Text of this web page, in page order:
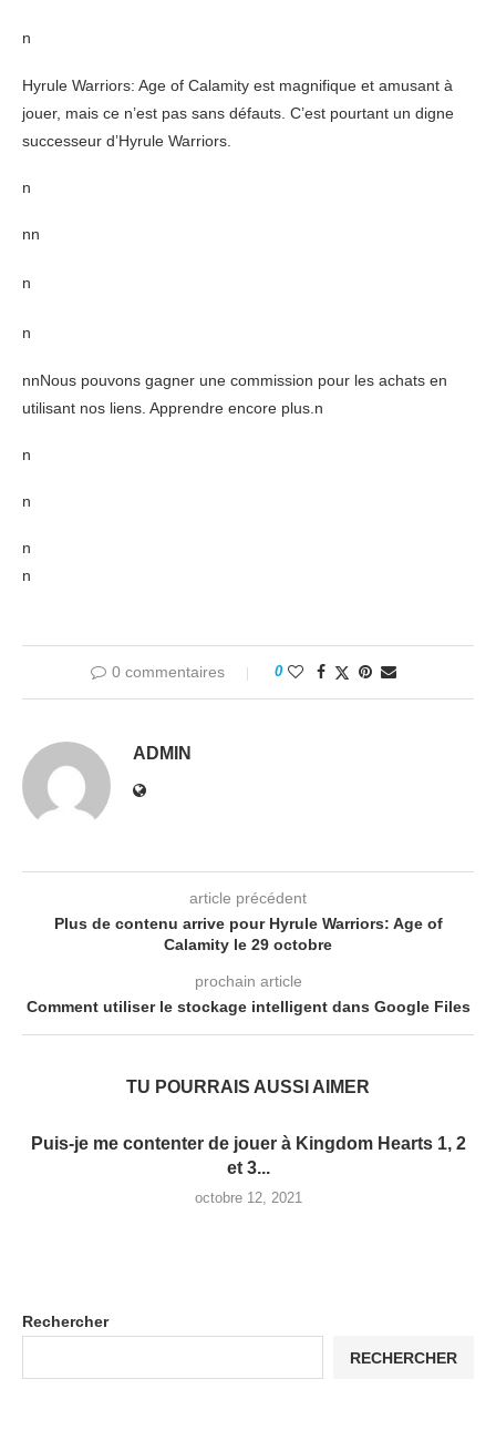
n
Hyrule Warriors: Age of Calamity est magnifique et amusant à
jouer, mais ce n’est pas sans défauts. C’est pourtant un digne
successeur d’Hyrule Warriors.
n
nn
n
n
nnNous pouvons gagner une commission pour les achats en
utilisant nos liens. Apprendre encore plus.n
n
n
n
n
0 commentaires 0
ADMIN
article précédent
Plus de contenu arrive pour Hyrule Warriors: Age of
Calamity le 29 octobre
prochain article
Comment utiliser le stockage intelligent dans Google Files
TU POURRAIS AUSSI AIMER
Puis-je me contenter de jouer à Kingdom Hearts 1, 2
et 3...
octobre 12, 2021
Rechercher
RECHERCHER